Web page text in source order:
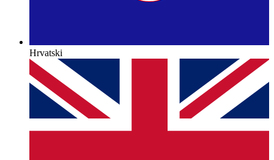
Hrvatski